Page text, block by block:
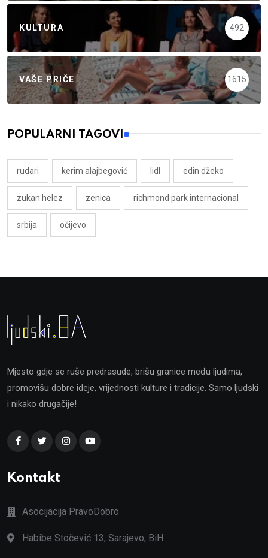
KULTURA 492
VAŠE PRIČE 1615
POPULARNI TAGOVI
rudari kerim alajbegović lidl edin džeko
zukan helez zenica richmond park internacional
srbija očijevo
Mjesto gdje se ruše predrasude, brišu granice među ljudima,
promovišu dobre ideje, vrijednosti kulture i tradicije. Samo ljudski
i nikako drugačije!
Kontakt
Asocijacija PravoDobro
Habibe Stočević 13, Sarajevo, BiH